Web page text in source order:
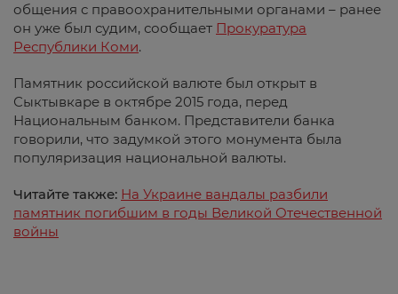
общения с правоохранительными органами – ранее
он уже был судим, сообщает Прокуратура
Республики Коми.
Памятник российской валюте был открыт в
Сыктывкаре в октябре 2015 года, перед
Национальным банком. Представители банка
говорили, что задумкой этого монумента была
популяризация национальной валюты.
Читайте также: На Украине вандалы разбили
памятник погибшим в годы Великой О­те­чес­твен­ной
войны